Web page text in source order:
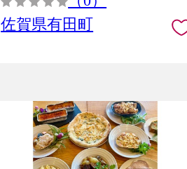
佐賀県有田町